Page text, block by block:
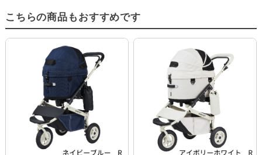
こちらの商品もおすすめです